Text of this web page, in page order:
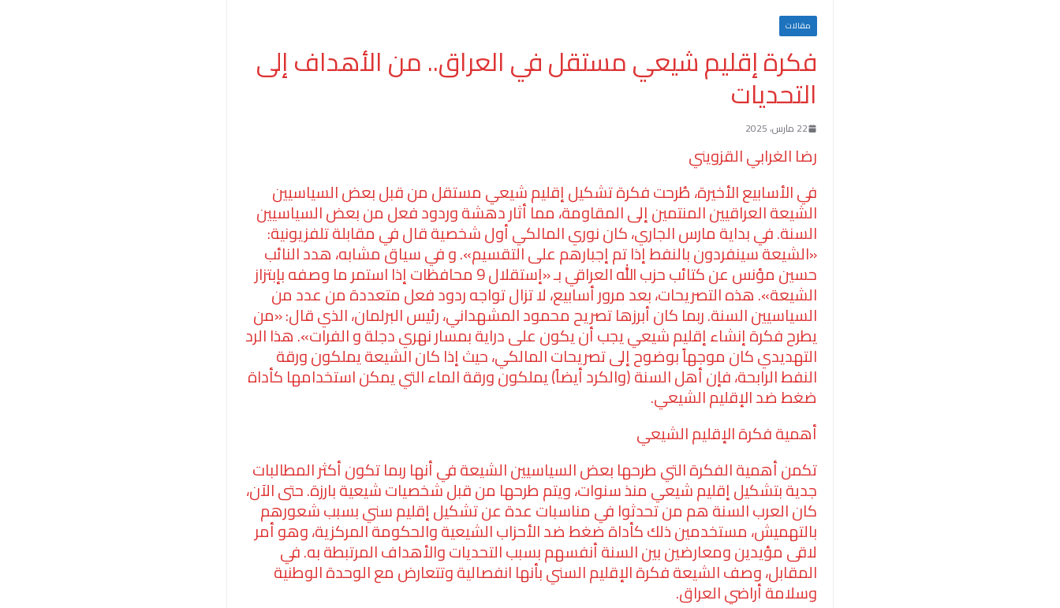
مقالات
فكرة إقليم شيعي مستقل في العراق.. من الأهداف إلى
التحديات
22 مارس، 2025
رضا الغرابي القزويني
في الأسابيع الأخيرة، طُرحت فكرة تشكيل إقليم شيعي مستقل من قبل بعض السياسيين
الشيعة العراقيين المنتمين إلى المقاومة، مما أثار دهشة وردود فعل من بعض السياسيين
السنة. في بداية مارس الجاري، كان نوري المالكي أول شخصية قال في مقابلة تلفزيونية:
«الشيعة سينفردون بالنفط إذا تم إجبارهم علی التقسيم». و في سياق مشابه، هدد النائب
حسين مؤنس عن کتائب حزب الله العراقي بـ «إستقلال 9 محافظات إذا استمر ما وصفه بإبتزاز
الشيعة». هذه التصريحات، بعد مرور أسابيع، لا تزال تواجه ردود فعل متعددة من عدد من
السياسيين السنة. ربما كان أبرزها تصريح محمود المشهداني، رئيس البرلمان، الذي قال: «من
يطرح فکرة إنشاء إقليم شيعي يجب أن يکون علی دراية بمسار نهري دجلة و الفرات». هذا الرد
التهديدي كان موجهاً بوضوح إلى تصريحات المالكي، حيث إذا كان الشيعة يملكون ورقة
النفط الرابحة، فإن أهل السنة (والكرد أيضاً) يملكون ورقة الماء التي يمكن استخدامها كأداة
ضغط ضد الإقليم الشيعي.
أهمية فكرة الإقليم الشيعي
تكمن أهمية الفكرة التي طرحها بعض السياسيين الشيعة في أنها ربما تكون أكثر المطالبات
جدية بتشكيل إقليم شيعي منذ سنوات، ويتم طرحها من قبل شخصيات شيعية بارزة. حتى الآن،
كان العرب السنة هم من تحدثوا في مناسبات عدة عن تشكيل إقليم سني بسبب شعورهم
بالتهميش، مستخدمين ذلك كأداة ضغط ضد الأحزاب الشيعية والحكومة المركزية، وهو أمر
لاقى مؤيدين ومعارضين بين السنة أنفسهم بسبب التحديات والأهداف المرتبطة به. في
المقابل، وصف الشيعة فكرة الإقليم السني بأنها انفصالية وتتعارض مع الوحدة الوطنية
وسلامة أراضي العراق.